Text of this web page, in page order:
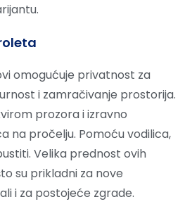
omogućuje privatnost za
i zamračivanje prostorija.
prozora i izravno
na pročelju. Pomoću vodilica,
Velika prednost ovih
su prikladni za nove
i za postojeće zgrade.